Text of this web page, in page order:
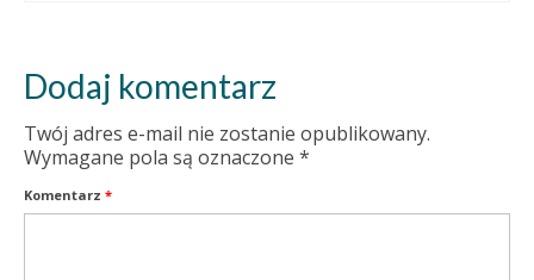
Dodaj komentarz
Twój adres e-mail nie zostanie opublikowany.
Wymagane pola są oznaczone *
Komentarz *